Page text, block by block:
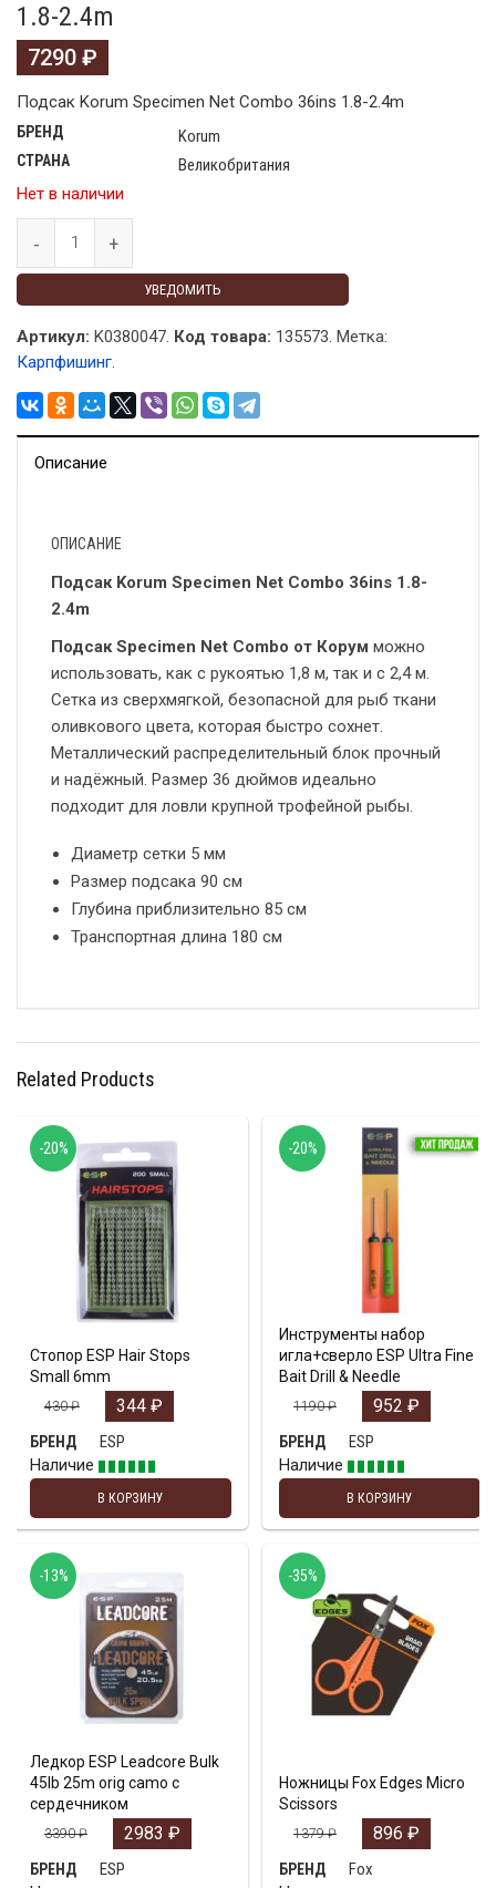
1.8-2.4m
7290 ₽
Подсак Korum Specimen Net Combo 36ins 1.8-2.4m
БРЕНД Korum
СТРАНА
Великобритания
Нет в наличии
УВЕДОМИТЬ
Артикул: K0380047. Код товара: 135573. Метка:
Карпфишинг.
Описание
ОПИСАНИЕ
Подсак Korum Specimen Net Combo 36ins 1.8-
2.4m
Подсак Specimen Net Combo от Корум можно
использовать, как с рукоятью 1,8 м, так и с 2,4 м.
Сетка из сверхмягкой, безопасной для рыб ткани
оливкового цвета, которая быстро сохнет.
Металлический распределительный блок прочный
и надёжный. Размер 36 дюймов идеально
подходит для ловли крупной трофейной рыбы.
Диаметр сетки 5 мм
Размер подсака 90 см
Глубина приблизительно 85 см
Транспортная длина 180 см
Related Products
Стопор ESP Hair Stops
Small 6mm
430₽ 344 ₽
БРЕНД
ESP
Наличие
В КОРЗИНУ
-20%
Инструменты набор
игла+сверло ESP Ultra Fine
Bait Drill & Needle
1190₽ 952 ₽
БРЕНД
ESP
Наличие
В КОРЗИНУ
-20%
Ледкор ESP Leadcore Bulk
45lb 25m orig camo с
сердечником
3390₽ 2983 ₽
БРЕНД
ESP
-13%
Ножницы Fox Edges Micro
Scissors
1379₽ 896 ₽
БРЕНД
Fox
-35%